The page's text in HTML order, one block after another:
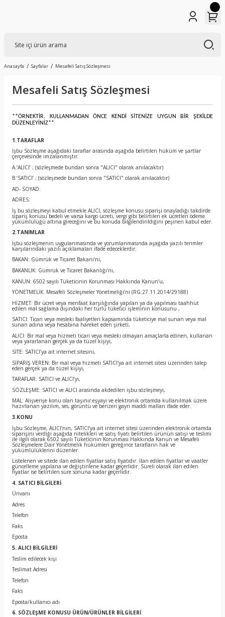
Anasayfa Sayfalar Mesafeli Satış Sözleşmesi
Mesafeli Satış Sözleşmesi
**ÖRNEKTİR. KULLANMADAN ÖNCE KENDİ SİTENİZE UYGUN BİR ŞEKİLDE
DÜZENLEYİNİZ**
1.TARAFLAR
İşbu Sözleşme aşağıdaki taraflar arasında aşağıda belirtilen hüküm ve şartlar
çerçevesinde imzalanmıştır.
A.‘ALICI’ ; (sözleşmede bundan sonra "ALICI" olarak anılacaktır)
B.‘SATICI’ ; (sözleşmede bundan sonra "SATICI" olarak anılacaktır)
AD- SOYAD:
ADRES:
İş bu sözleşmeyi kabul etmekle ALICI, sözleşme konusu siparişi onayladığı takdirde
sipariş konusu bedeli ve varsa kargo ücreti, vergi gibi belirtilen ek ücretleri ödeme
yükümlülüğü altına gireceğini ve bu konuda bilgilendirildiğini peşinen kabul eder.
2.TANIMLAR
İşbu sözleşmenin uygulanmasında ve yorumlanmasında aşağıda yazılı terimler
karşılarındaki yazılı açıklamaları ifade edeceklerdir.
BAKAN: Gümrük ve Ticaret Bakanı’nı,
BAKANLIK: Gümrük ve Ticaret Bakanlığı’nı,
KANUN: 6502 sayılı Tüketicinin Korunması Hakkında Kanun’u,
YÖNETMELİK: Mesafeli Sözleşmeler Yönetmeliği’ni (RG:27.11.2014/29188)
HİZMET: Bir ücret veya menfaat karşılığında yapılan ya da yapılması taahhüt
edilen mal sağlama dışındaki her türlü tüketici işleminin konusunu ,
SATICI: Ticari veya mesleki faaliyetleri kapsamında tüketiciye mal sunan veya mal
sunan adına veya hesabına hareket eden şirketi,
ALICI: Bir mal veya hizmeti ticari veya mesleki olmayan amaçlarla edinen, kullanan
veya yararlanan gerçek ya da tüzel kişiyi,
SİTE: SATICI’ya ait internet sitesini,
SİPARİŞ VEREN: Bir mal veya hizmeti SATICI’ya ait internet sitesi üzerinden talep
eden gerçek ya da tüzel kişiyi,
TARAFLAR: SATICI ve ALICI’yı,
SÖZLEŞME: SATICI ve ALICI arasında akdedilen işbu sözleşmeyi,
MAL: Alışverişe konu olan taşınır eşyayı ve elektronik ortamda kullanılmak üzere
hazırlanan yazılım, ses, görüntü ve benzeri gayri maddi malları ifade eder.
3.KONU
İşbu Sözleşme, ALICI’nın, SATICI’ya ait internet sitesi üzerinden elektronik ortamda
siparişini verdiği aşağıda nitelikleri ve satış fiyatı belirtilen ürünün satışı ve teslimi
ile ilgili olarak 6502 sayılı Tüketicinin Korunması Hakkında Kanun ve Mesafeli
Sözleşmelere Dair Yönetmelik hükümleri gereğince tarafların hak ve
yükümlülüklerini düzenler.
Listelenen ve sitede ilan edilen fiyatlar satış fiyatıdır. İlan edilen fiyatlar ve vaatler
güncelleme yapılana ve değiştirilene kadar geçerlidir. Süreli olarak ilan edilen
fiyatlar ise belirtilen süre sonuna kadar geçerlidir.
4. SATICI BİLGİLERİ
Ünvanı
Adres
Telefon
Faks
Eposta
5. ALICI BİLGİLERİ
Teslim edilecek kişi
Teslimat Adresi
Telefon
Faks
Eposta/kullanıcı adı
6. SÖZLEŞME KONUSU ÜRÜN/ÜRÜNLER BİLGİLERİ